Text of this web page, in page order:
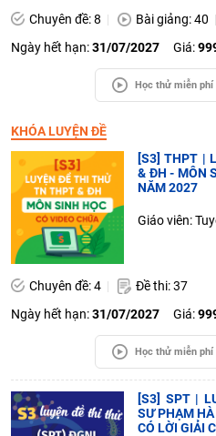
Chuyên đề: 8 Bài giảng: 40
Ngày hết hạn:31/07/2027 Giá:
Học thử miễn phí
KHÓA LUYỆN ĐỀ
[S3] THPT |
& ĐH - MÔN
NĂM 2027
Giáo viên:
Chuyên đề: 4
Đề thi: 37
Ngày hết hạn:31/07/2027 Giá:
Học thử miễn phí
[S3] SPT |
SƯ PHẠM
CÓ LỜI GIẢI